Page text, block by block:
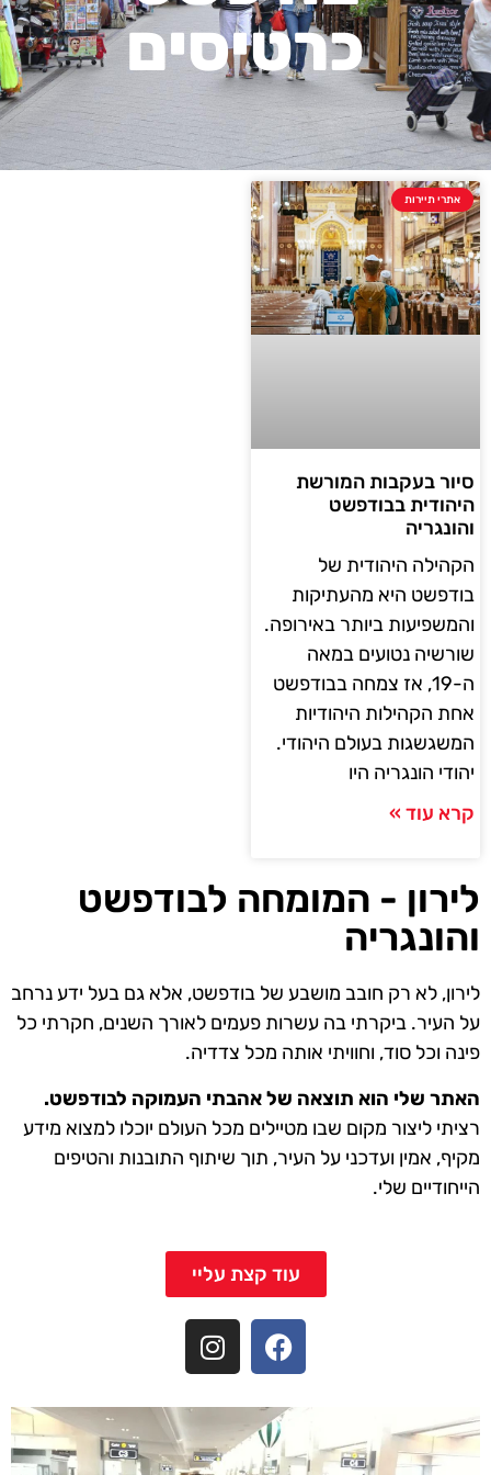
כרטיסים
אתרי תיירות
סיור בעקבות המורשת
היהודית בבודפשט
והונגריה
הקהילה היהודית של
בודפשט היא מהעתיקות
והמשפיעות ביותר באירופה.
שורשיה נטועים במאה
ה-19, אז צמחה בבודפשט
אחת הקהילות היהודיות
המשגשגות בעולם היהודי.
יהודי הונגריה היו
קרא עוד »
לירון - המומחה לבודפשט
והונגריה
לירון, לא רק חובב מושבע של בודפשט, אלא גם בעל ידע נרחב
על העיר. ביקרתי בה עשרות פעמים לאורך השנים, חקרתי כל
פינה וכל סוד, וחוויתי אותה מכל צדדיה.
האתר שלי הוא תוצאה של אהבתי העמוקה לבודפשט.
רציתי ליצור מקום שבו מטיילים מכל העולם יוכלו למצוא מידע
מקיף, אמין ועדכני על העיר, תוך שיתוף התובנות והטיפים
הייחודיים שלי.
עוד קצת עליי